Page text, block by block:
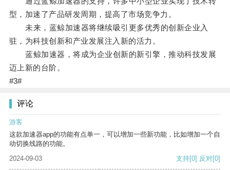
型，加速了产品研发周期，提高了市场竞争力。
未来，蓝鲸加速器将继续吸引更多优秀的创新企业入
驻，为科技创新和产业发展注入新的活力。
蓝鲸加速器，将成为企业创新的新引擎，推动科技发展
迈上新的台阶。
#3#
评论
游客
这款加速器app的功能有点单一，可以增加一些新功能，比如增加一个自
动切换线路的功能。
2024-09-03
支持[0] 反对[0]